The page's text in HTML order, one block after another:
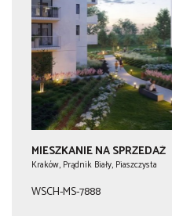
MIESZKANIE NA SPRZEDAŻ
Kraków, Prądnik Biały, Piaszczysta
WSCH-MS-7888